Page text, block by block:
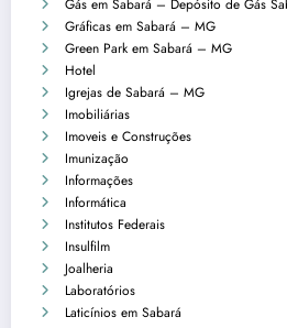
Gás em Sabará – Depósito de Gás
Gráficas em Sabará – MG
Green Park em Sabará – MG
Hotel
Igrejas de Sabará – MG
Imobiliárias
Imoveis e Construções
Imunização
Informações
Informática
Institutos Federais
Insulfilm
Joalheria
Laboratórios
Laticínios em Sabará